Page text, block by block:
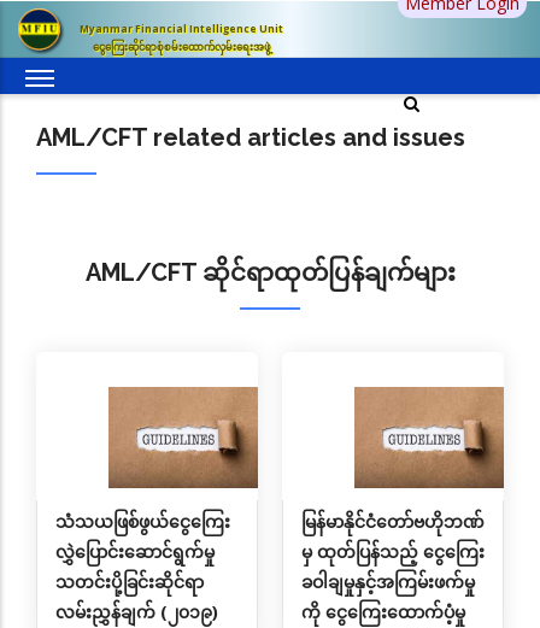
အဓိက
အကြောင်းအရာ
Myanmar Financial Intelligence Unit
ငွေကြေးဆိုင်ရာစုံစမ်းထောက်လှမ်းရေးအဖွဲ့
AML/CFT related articles and issues
AML/CFT ဆိုင်ရာထုတ်ပြန်ချက်များ
သံသယဖြစ်ဖွယ်ငွေကြေး
လွှဲပြောင်းဆောင်ရွက်မှု
သတင်းပို့ခြင်းဆိုင်ရာ
လမ်းညွှန်ချက် (၂၀၁၉)
မြန်မာနိုင်ငံတော်ဗဟိုဘဏ်
မှ ထုတ်ပြန်သည့် ငွေကြေး
ခဝါချမှုနှင့်အကြမ်းဖက်မှု
ကို ငွေကြေးထောက်ပံ့မှု